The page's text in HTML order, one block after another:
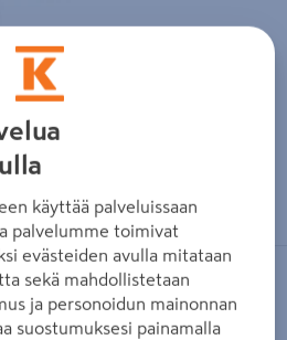
sormilla kosketusnäytöllä
TSI Classic
käyttää palveluissaan
palvelumme toimivat
evästeiden avulla mitataan
sekä mahdollistetaan
ja personoidun mainonnan
suostumuksesi painamalla